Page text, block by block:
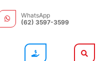
WhatsApp
(62) 3597-3599